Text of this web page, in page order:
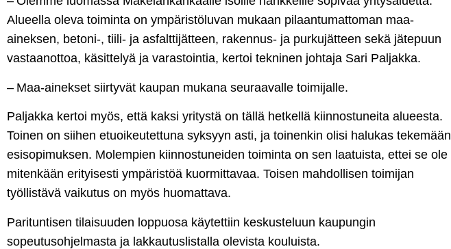
Alueella oleva toiminta on ympäristöluvan mukaan pilaantumattoman maa-
aineksen, betoni-, tiili- ja asfalttijätteen, rakennus- ja purkujätteen sekä jätepuun
vastaanottoa, käsittelyä ja varastointia, kertoi tekninen johtaja Sari Paljakka.
– Maa-ainekset siirtyvät kaupan mukana seuraavalle toimijalle.
Paljakka kertoi myös, että kaksi yritystä on tällä hetkellä kiinnostuneita alueesta.
Toinen on siihen etuoikeutettuna syksyyn asti, ja toinenkin olisi halukas tekemään
esisopimuksen. Molempien kiinnostuneiden toiminta on sen laatuista, ettei se ole
mitenkään erityisesti ympäristöä kuormittavaa. Toisen mahdollisen toimijan
työllistävä vaikutus on myös huomattava.
Parituntisen tilaisuuden loppuosa käytettiin keskusteluun kaupungin
sopeutusohjelmasta ja lakkautuslistalla olevista kouluista.